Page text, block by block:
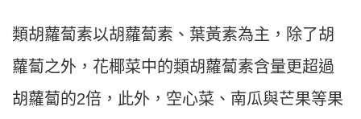
類胡蘿蔔素以胡蘿蔔素、葉黃素為主，除了胡
蘿蔔之外，花椰菜中的類胡蘿蔔素含量更超過
胡蘿蔔的2倍，此外，空心菜、南瓜與芒果等果